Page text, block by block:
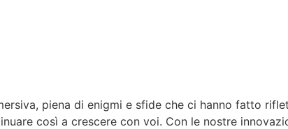
piena di enigmi e sfide che ci hanno fatto
così a crescere con voi. Con le nostre